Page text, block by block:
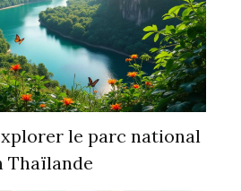
le parc national
Thaïlande